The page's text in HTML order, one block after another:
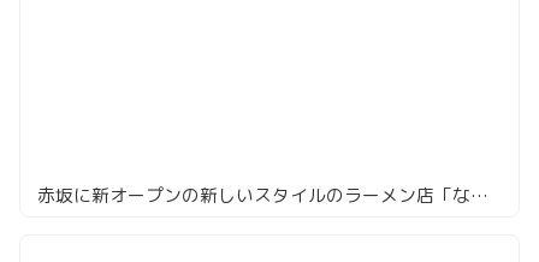
赤坂に新オープンの新しいスタイルのラーメン店「なかご」